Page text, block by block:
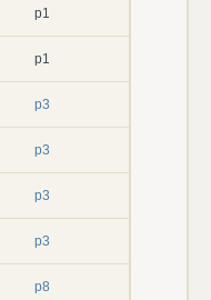
p1
p1
p3
p3
p3
p3
p8